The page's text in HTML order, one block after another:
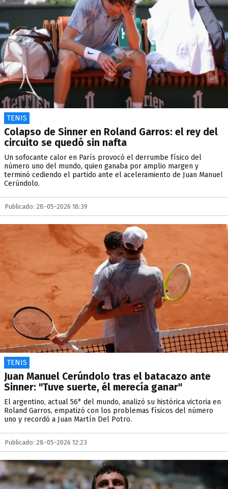
TENIS
Colapso de Sinner en Roland Garros: el rey del
circuito se quedó sin nafta
Un sofocante calor en París provocó el derrumbe físico del
número uno del mundo, quien ganaba por amplio margen y
terminó cediendo el partido ante el aceleramiento de Juan Manuel
Cerúndolo.
Publicado: 28-05-2026 18:39
TENIS
Juan Manuel Cerúndolo tras el batacazo ante
Sinner: "Tuve suerte, él merecía ganar"
El argentino, actual 56° del mundo, analizó su histórica victoria en
Roland Garros, empatizó con los problemas físicos del número
uno y recordó a Juan Martín Del Potro.
Publicado: 28-05-2026 12:23